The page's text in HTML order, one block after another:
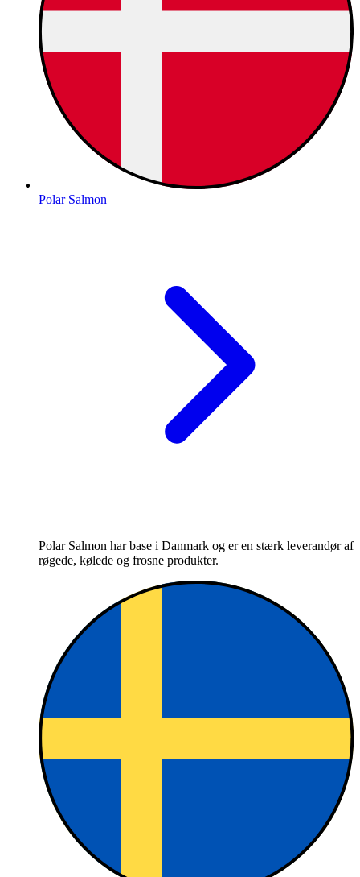
Polar Salmon
Polar Salmon har base i Danmark og er en stærk leverandør af
røgede, kølede og frosne produkter.